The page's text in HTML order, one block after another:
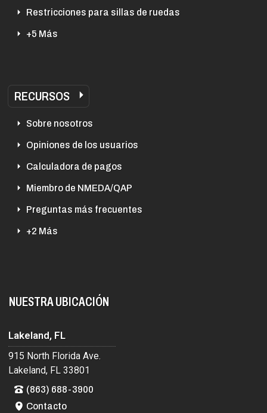
Restricciones para sillas de ruedas
+5 Más
RECURSOS
Sobre nosotros
Opiniones de los usuarios
Calculadora de pagos
Miembro de NMEDA/QAP
Preguntas más frecuentes
+2 Más
NUESTRA UBICACIÓN
Lakeland, FL
915 North Florida Ave.
Lakeland, FL 33801
(863) 688-3900
Contacto